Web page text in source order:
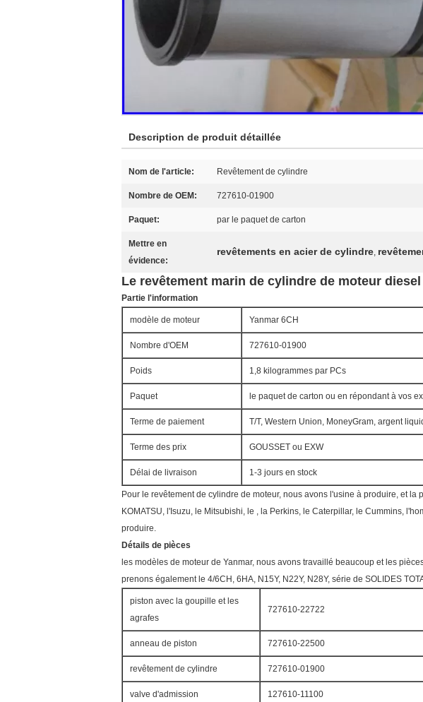
Description de produit détaillée
Nom de l'article: Revêtement de cylindre
Nombre de OEM: 727610-01900
Paquet: par le paquet de carton
Mettre en
évidence:
revêtements en acier de cylindre,
Le revêtement marin de cylindre de moteur
Partie l'information
modèle de moteur Yanmar 6CH
Nombre d'OEM 727610-01900
Poids 1,8 kilogrammes par PCs
Paquet le paquet de carton ou en répondant à vos
Terme de paiement T/T, Western Union, MoneyGram, argent
Terme des prix GOUSSET ou EXW
Délai de livraison 1-3 jours en stock
Pour le revêtement de cylindre de moteur, nous avons l'usine à produire, et
KOMATSU, l'Isuzu, le Mitsubishi, le , la Perkins, le Caterpillar, le Cummins,
produire.
Détails de pièces
les modèles de moteur de Yanmar, nous avons travaillé beaucoup et les
prenons également le 4/6CH, 6HA, N15Y, N22Y, N28Y, série de SOLIDES
piston avec la goupille et les
agrafes
727610-22722
anneau de piston 727610-22500
revêtement de cylindre 727610-01900
valve d'admission 127610-11100